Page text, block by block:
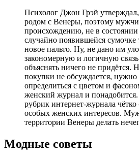
Психолог Джон Грэй
родом с Венеры, поэтому
происхождению, не в
случайно появившейся сумочке
новое пальто. Ну, не дано им
закономерную и логичную
объяснять ничего не придётся.
покупки не обсуждается,
определиться с цветом и
женский журнал и
рубрик интернет-журнала
особых женских интересов.
территории Венеры делать
Модные советы